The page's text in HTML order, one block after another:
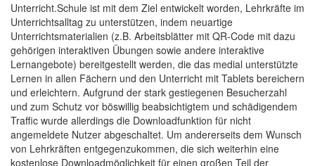
Unterricht.Schule ist mit dem Ziel entwickelt worden, Lehrkräfte im
Unterrichtsalltag zu unterstützen, indem neuartige
Unterrichtsmaterialien (z.B. Arbeitsblätter mit QR-Code mit dazu
gehörigen interaktiven Übungen sowie andere interaktive
Lernangebote) bereitgestellt werden, die das medial unterstützte
Lernen in allen Fächern und den Unterricht mit Tablets bereichern
und erleichtern. Aufgrund der stark gestiegenen Besucherzahl
und zum Schutz vor böswillig beabsichtigtem und schädigendem
Traffic wurde allerdings die Downloadfunktion für nicht
angemeldete Nutzer abgeschaltet. Um andererseits dem Wunsch
von Lehrkräften entgegenzukommen, die sich weiterhin eine
kostenlose Downloadmöglichkeit für einen großen Teil der